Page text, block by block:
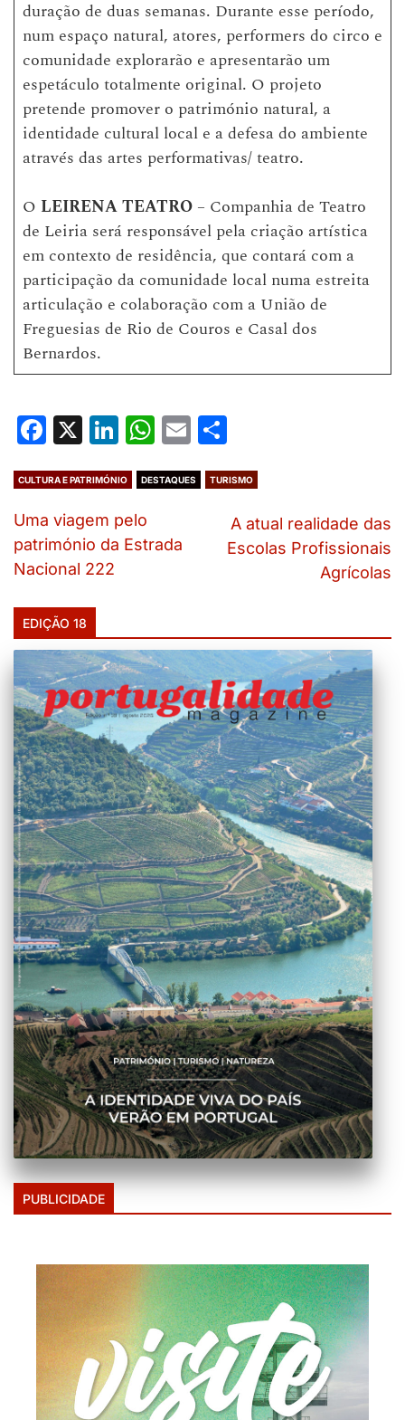
duração de duas semanas. Durante esse período,
num espaço natural, atores, performers do circo e
comunidade explorarão e apresentarão um
espetáculo totalmente original. O projeto
pretende promover o património natural, a
identidade cultural local e a defesa do ambiente
através das artes performativas/ teatro.
O LEIRENA TEATRO – Companhia de Teatro
de Leiria será responsável pela criação artística
em contexto de residência, que contará com a
participação da comunidade local numa estreita
articulação e colaboração com a União de
Freguesias de Rio de Couros e Casal dos
Bernardos.
Facebook
X LinkedIn
WhatsApp
Email
CULTURA E PATRIMÓNIO DESTAQUES TURISMO
Uma viagem pelo
património da Estrada
Nacional 222
A atual realidade das
Escolas Profissionais
Agrícolas
EDIÇÃO 18
PUBLICIDADE